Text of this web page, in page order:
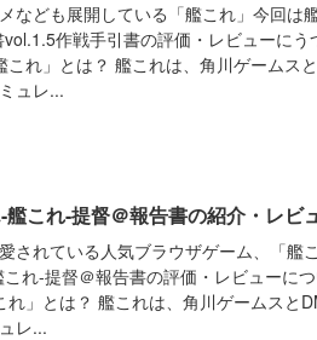
なども展開している「艦これ」今回は
作戦手引書の評価・レビューにう
これ」とは？ 艦これは、角川ゲームス
ュレ...
これ-提督＠報告書の紹介・レビ
されている人気ブラウザゲーム、「艦
れ-提督＠報告書の評価・レビューに
れ」とは？ 艦これは、角川ゲームスと
レ...